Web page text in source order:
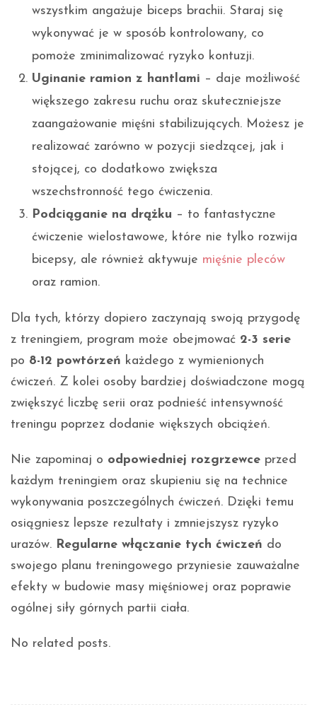
wszystkim angażuje biceps brachii. Staraj się
wykonywać je w sposób kontrolowany, co
pomoże zminimalizować ryzyko kontuzji.
Uginanie ramion z hantlami – daje możliwość
większego zakresu ruchu oraz skuteczniejsze
zaangażowanie mięśni stabilizujących. Możesz je
realizować zarówno w pozycji siedzącej, jak i
stojącej, co dodatkowo zwiększa
wszechstronność tego ćwiczenia.
Podciąganie na drążku – to fantastyczne
ćwiczenie wielostawowe, które nie tylko rozwija
bicepsy, ale również aktywuje mięśnie pleców
oraz ramion.
Dla tych, którzy dopiero zaczynają swoją przygodę
z treningiem, program może obejmować 2-3 serie
po 8-12 powtórzeń każdego z wymienionych
ćwiczeń. Z kolei osoby bardziej doświadczone mogą
zwiększyć liczbę serii oraz podnieść intensywność
treningu poprzez dodanie większych obciążeń.
Nie zapominaj o odpowiedniej rozgrzewce przed
każdym treningiem oraz skupieniu się na technice
wykonywania poszczególnych ćwiczeń. Dzięki temu
osiągniesz lepsze rezultaty i zmniejszysz ryzyko
urazów. Regularne włączanie tych ćwiczeń do
swojego planu treningowego przyniesie zauważalne
efekty w budowie masy mięśniowej oraz poprawie
ogólnej siły górnych partii ciała.
No related posts.